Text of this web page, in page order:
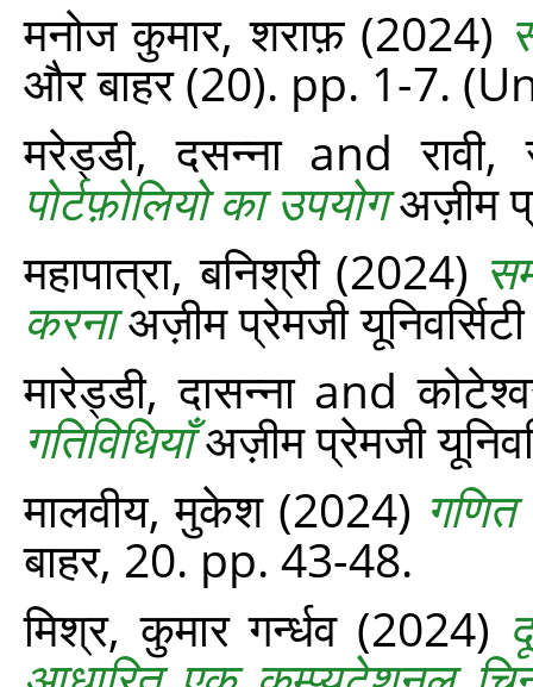
मनोज कुमार, शराफ़(2024)
और बाहर (20). pp. 1-7.
मरेड्डी, दसन्नाandरावी,
पोर्टफ़ोलियो का उपयोगअज़ीम
महापात्रा, बनिश्री(2024)
करनाअज़ीम प्रेमजी
मारेड्डी, दासन्नाand
गतिविधियाँअज़ीम प्रेमजी
मालवीय, मुकेश(2024)
बाहर, 20. pp. 43-48.
मिश्र, कुमार गर्न्‍धव(2024)